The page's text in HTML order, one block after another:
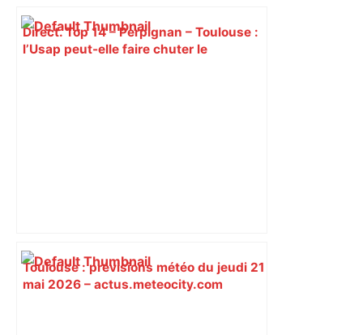
Direct. Top 14 – Perpignan – Toulouse :
l’Usap peut-elle faire chuter le
Toulouse : prévisions météo du jeudi 21
mai 2026 – actus.meteocity.com